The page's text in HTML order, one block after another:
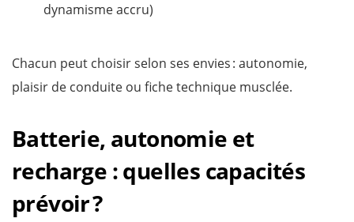
dynamisme accru)
Chacun peut choisir selon ses envies : autonomie,
plaisir de conduite ou fiche technique musclée.
Batterie, autonomie et
recharge : quelles capacités
prévoir ?